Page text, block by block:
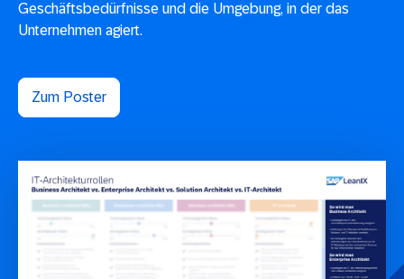
Geschäftsbedürfnisse und die Umgebung, in der das
Unternehmen agiert.
Zum Poster